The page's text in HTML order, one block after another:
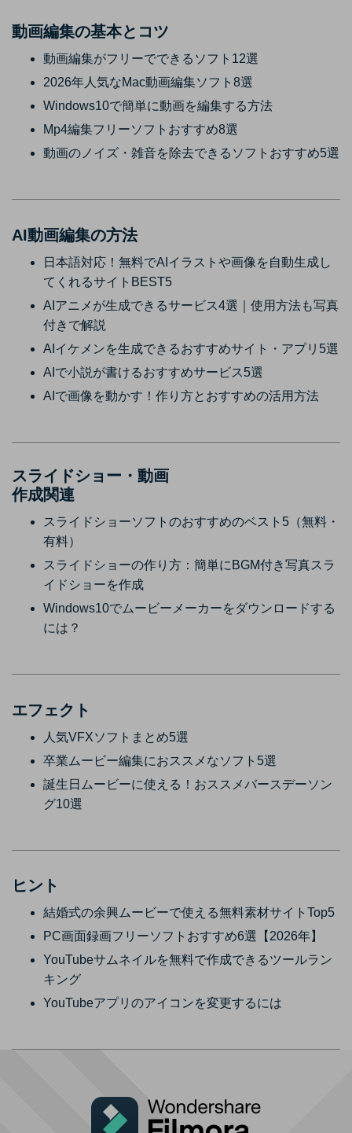
動画編集の基本とコツ
動画編集がフリーでできるソフト12選
2026年人気なMac動画編集ソフト8選
Windows10で簡単に動画を編集する方法
Mp4編集フリーソフトおすすめ8選
動画のノイズ・雑音を除去できるソフトおすすめ5選
AI動画編集の方法
日本語対応！無料でAIイラストや画像を自動生成し
てくれるサイトBEST5
AIアニメが生成できるサービス4選｜使用方法も写真
付きで解説
AIイケメンを生成できるおすすめサイト・アプリ5選
AIで小説が書けるおすすめサービス5選
AIで画像を動かす！作り方とおすすめの活用方法
スライドショー・動画
作成関連
スライドショーソフトのおすすめのベスト5（無料・
有料）
スライドショーの作り方：簡単にBGM付き写真スラ
イドショーを作成
Windows10でムービーメーカーをダウンロードする
には？
エフェクト
人気VFXソフトまとめ5選
卒業ムービー編集におススメなソフト5選
誕生日ムービーに使える！おススメバースデーソン
グ10選
ヒント
結婚式の余興ムービーで使える無料素材サイトTop5
PC画面録画フリーソフトおすすめ6選【2026年】
YouTubeサムネイルを無料で作成できるツールラン
キング
YouTubeアプリのアイコンを変更するには